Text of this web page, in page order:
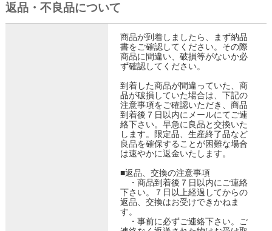
返品・不良品について
商品が到着しましたら、まず納品
書をご確認してください。その際
商品に間違い、破損等がないか必
ず確認してください。
到着した商品が間違っていた、商
品が破損していた場合は、下記の
注意事項をご確認いただき、商品
到着後７日以内にメールにてご連
絡下さい。早急に良品と交換いた
します。限定品、生産終了品など
良品を確保することが困難な場合
は速やかに返金いたします。
■返品、交換の注意事項
・商品到着後７日以内にご連絡
下さい。７日以上経過してからの
返品、交換はお受けできかねま
す。
・事前に必ずご連絡下さい。ご